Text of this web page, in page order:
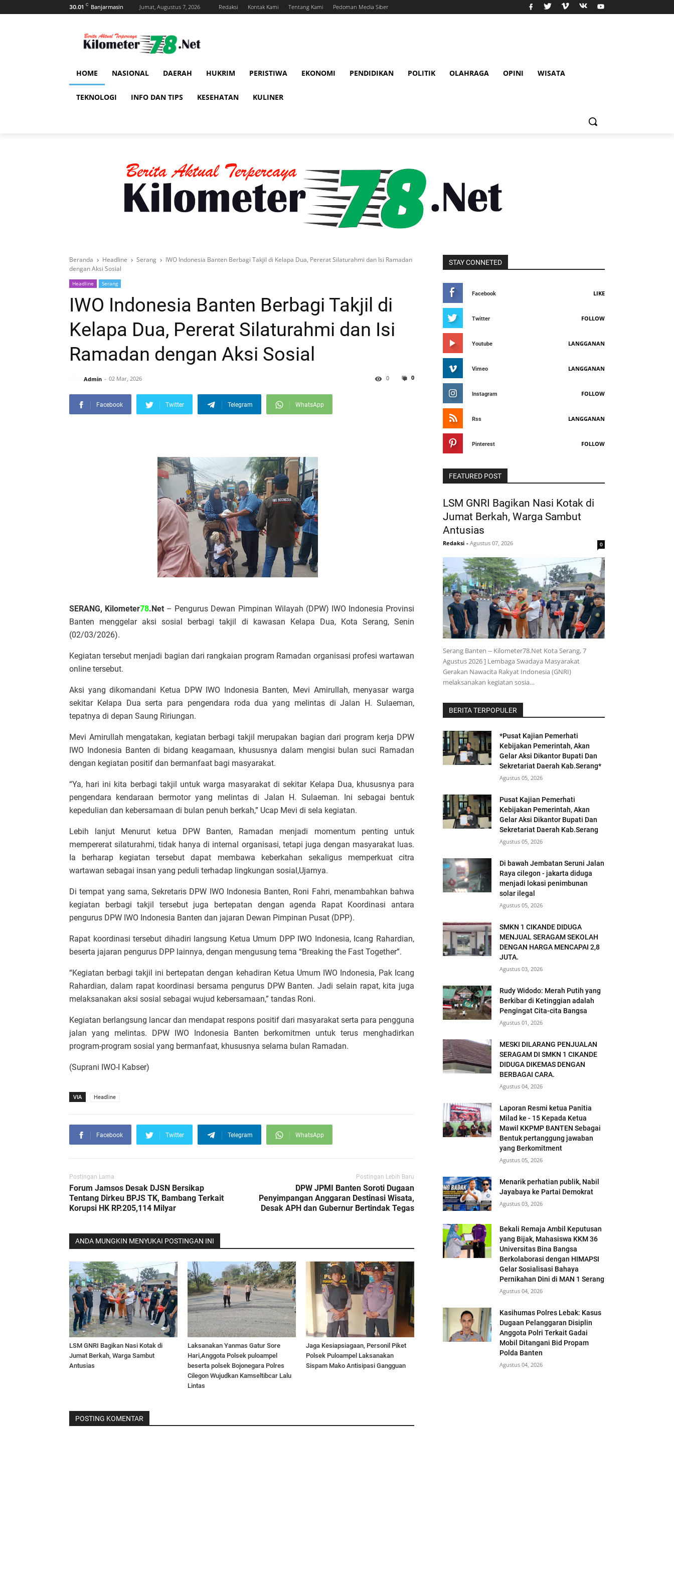
30.01 C Banjarmasin Jumat, Augustus 7, 2026 Redaksi Kontak Kami Tentang Kami Pedoman Media Siber
HOME NASIONAL DAERAH HUKRIM PERISTIWA EKONOMI PENDIDIKAN POLITIK OLAHRAGA OPINI WISATA
TEKNOLOGI INFO DAN TIPS KESEHATAN KULINER
Beranda Headline Serang
IWO Indonesia Banten Berbagi Takjil di Kelapa Dua, Pererat Silaturahmi dan Isi Ramadan
dengan Aksi Sosial
Headline Serang
IWO Indonesia Banten Berbagi Takjil di
Kelapa Dua, Pererat Silaturahmi dan Isi
Ramadan dengan Aksi Sosial
Admin 02 Mar, 2026 0
0
Facebook Twitter Telegram WhatsApp
SERANG, Kilometer78.Net – Pengurus Dewan Pimpinan Wilayah (DPW) IWO Indonesia Provinsi
Banten menggelar aksi sosial berbagi takjil di kawasan Kelapa Dua, Kota Serang, Senin
(02/03/2026).
Kegiatan tersebut menjadi bagian dari rangkaian program Ramadan organisasi profesi wartawan
online tersebut.
Aksi yang dikomandani Ketua DPW IWO Indonesia Banten, Mevi Amirullah, menyasar warga
sekitar Kelapa Dua serta para pengendara roda dua yang melintas di Jalan H. Sulaeman,
tepatnya di depan Saung Ririungan.
Mevi Amirullah mengatakan, kegiatan berbagi takjil merupakan bagian dari program kerja DPW
IWO Indonesia Banten di bidang keagamaan, khususnya dalam mengisi bulan suci Ramadan
dengan kegiatan positif dan bermanfaat bagi masyarakat.
“Ya, hari ini kita berbagi takjil untuk warga masyarakat di sekitar Kelapa Dua, khususnya para
pengendara kendaraan bermotor yang melintas di Jalan H. Sulaeman. Ini sebagai bentuk
kepedulian dan kebersamaan di bulan penuh berkah,” Ucap Mevi di sela kegiatan.
Lebih lanjut Menurut ketua DPW Banten, Ramadan menjadi momentum penting untuk
mempererat silaturahmi, tidak hanya di internal organisasi, tetapi juga dengan masyarakat luas.
Ia berharap kegiatan tersebut dapat membawa keberkahan sekaligus memperkuat citra
wartawan sebagai insan yang peduli terhadap lingkungan sosial,Ujarnya.
Di tempat yang sama, Sekretaris DPW IWO Indonesia Banten, Roni Fahri, menambahkan bahwa
kegiatan berbagi takjil tersebut juga bertepatan dengan agenda Rapat Koordinasi antara
pengurus DPW IWO Indonesia Banten dan jajaran Dewan Pimpinan Pusat (DPP).
Rapat koordinasi tersebut dihadiri langsung Ketua Umum DPP IWO Indonesia, Icang Rahardian,
beserta jajaran pengurus DPP lainnya, dengan mengusung tema “Breaking the Fast Together”.
“Kegiatan berbagi takjil ini bertepatan dengan kehadiran Ketua Umum IWO Indonesia, Pak Icang
Rahardian, dalam rapat koordinasi bersama pengurus DPW Banten. Jadi selain rapat, kita juga
melaksanakan aksi sosial sebagai wujud kebersamaan,” tandas Roni.
Kegiatan berlangsung lancar dan mendapat respons positif dari masyarakat serta para pengguna
jalan yang melintas. DPW IWO Indonesia Banten berkomitmen untuk terus menghadirkan
program-program sosial yang bermanfaat, khususnya selama bulan Ramadan.
(Suprani IWO-I Kabser)
VIA Headline
Facebook Twitter Telegram WhatsApp
Postingan Lama
Forum Jamsos Desak DJSN Bersikap
Tentang Dirkeu BPJS TK, Bambang Terkait
Korupsi HK RP.205,114 Milyar
Postingan Lebih Baru
DPW JPMI Banten Soroti Dugaan
Penyimpangan Anggaran Destinasi Wisata,
Desak APH dan Gubernur Bertindak Tegas
ANDA MUNGKIN MENYUKAI POSTINGAN INI
LSM GNRI Bagikan Nasi Kotak di
Jumat Berkah, Warga Sambut
Antusias
Laksanakan Yanmas Gatur Sore
Hari,Anggota Polsek puloampel
beserta polsek Bojonegara Polres
Cilegon Wujudkan Kamseltibcar Lalu
Lintas
Jaga Kesiapsiagaan, Personil Piket
Polsek Puloampel Laksanakan
Sispam Mako Antisipasi Gangguan
POSTING KOMENTAR
STAY CONNETED
Facebook LIKE
Twitter FOLLOW
Youtube LANGGANAN
Vimeo LANGGANAN
Instagram FOLLOW
Rss LANGGANAN
Pinterest FOLLOW
FEATURED POST
LSM GNRI Bagikan Nasi Kotak di
Jumat Berkah, Warga Sambut
Antusias
Redaksi - Agustus 07, 2026 0
Serang Banten -- Kilometer78.Net Kota Serang, 7
Agustus 2026 ] Lembaga Swadaya Masyarakat
Gerakan Nawacita Rakyat Indonesia (GNRI)
melaksanakan kegiatan sosia…
BERITA TERPOPULER
*Pusat Kajian Pemerhati
Kebijakan Pemerintah, Akan
Gelar Aksi Dikantor Bupati Dan
Sekretariat Daerah Kab.Serang*
Agustus 05, 2026
Pusat Kajian Pemerhati
Kebijakan Pemerintah, Akan
Gelar Aksi Dikantor Bupati Dan
Sekretariat Daerah Kab.Serang
Agustus 05, 2026
Di bawah Jembatan Seruni Jalan
Raya cilegon - jakarta diduga
menjadi lokasi penimbunan
solar ilegal
Agustus 05, 2026
SMKN 1 CIKANDE DIDUGA
MENJUAL SERAGAM SEKOLAH
DENGAN HARGA MENCAPAI 2,8
JUTA.
Agustus 03, 2026
Rudy Widodo: Merah Putih yang
Berkibar di Ketinggian adalah
Pengingat Cita-cita Bangsa
Agustus 01, 2026
MESKI DILARANG PENJUALAN
SERAGAM DI SMKN 1 CIKANDE
DIDUGA DIKEMAS DENGAN
BERBAGAI CARA.
Agustus 04, 2026
Laporan Resmi ketua Panitia
Milad ke - 15 Kepada Ketua
Mawil KKPMP BANTEN Sebagai
Bentuk pertanggung jawaban
yang Berkomitment
Agustus 05, 2026
Menarik perhatian publik, Nabil
Jayabaya ke Partai Demokrat
Agustus 03, 2026
Bekali Remaja Ambil Keputusan
yang Bijak, Mahasiswa KKM 36
Universitas Bina Bangsa
Berkolaborasi dengan HIMAPSI
Gelar Sosialisasi Bahaya
Pernikahan Dini di MAN 1 Serang
Agustus 04, 2026
Kasihumas Polres Lebak: Kasus
Dugaan Pelanggaran Disiplin
Anggota Polri Terkait Gadai
Mobil Ditangani Bid Propam
Polda Banten
Agustus 04, 2026